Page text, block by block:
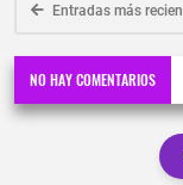
Entradas más
NO HAY COMENTARIOS